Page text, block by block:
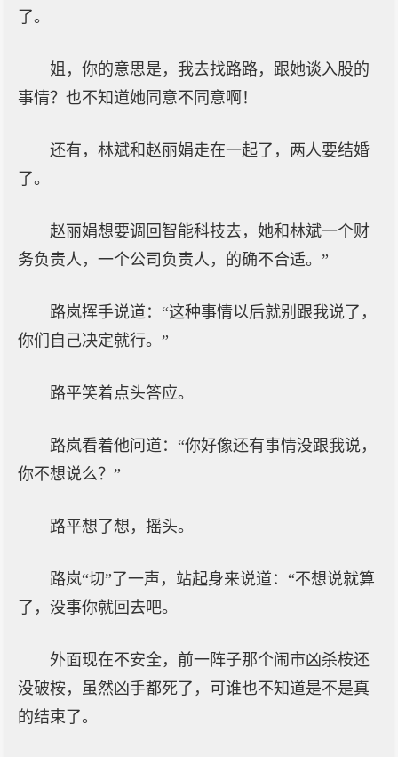
了。
姐，你的意思是，我去找路路，跟她谈入股的
事情？也不知道她同意不同意啊！
还有，林斌和赵丽娟走在一起了，两人要结婚
了。
赵丽娟想要调回智能科技去，她和林斌一个财
务负责人，一个公司负责人，的确不合适。”
路岚挥手说道：“这种事情以后就别跟我说了，
你们自己决定就行。”
路平笑着点头答应。
路岚看着他问道：“你好像还有事情没跟我说，
你不想说么？”
路平想了想，摇头。
路岚“切”了一声，站起身来说道：“不想说就算
了，没事你就回去吧。
外面现在不安全，前一阵子那个闹市凶杀桉还
没破桉，虽然凶手都死了，可谁也不知道是不是真
的结束了。